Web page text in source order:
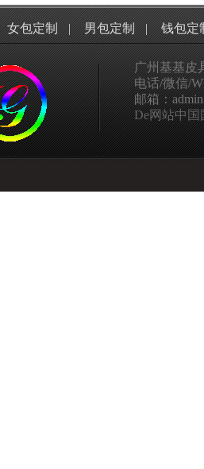
女包定制 | 男包定制 | 钱包定
广州基基皮
电话/微信/
邮箱：
De网站中国